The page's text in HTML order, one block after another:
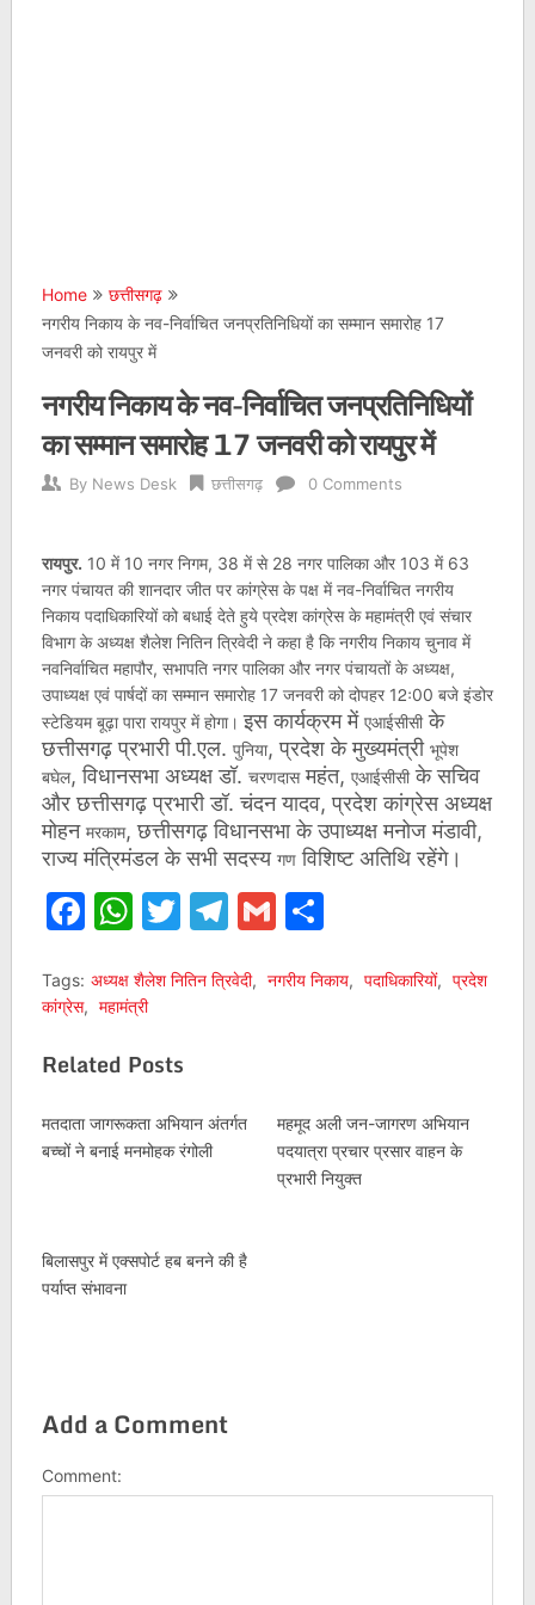
Home
छत्तीसगढ़
नगरीय निकाय के नव-निर्वाचित जनप्रतिनिधियों का सम्मान समारोह 17
जनवरी को रायपुर में
नगरीय निकाय के नव-निर्वाचित जनप्रतिनिधियों
का सम्मान समारोह 17 जनवरी को रायपुर में
By News Desk छत्तीसगढ़ 0 Comments
रायपुर. 10 में 10 नगर निगम, 38 में से 28 नगर पालिका और 103 में 63
नगर पंचायत की शानदार जीत पर कांग्रेस के पक्ष में नव-निर्वाचित नगरीय
निकाय पदाधिकारियों को बधाई देते हुये प्रदेश कांग्रेस के महामंत्री एवं संचार
विभाग के अध्यक्ष शैलेश नितिन त्रिवेदी ने कहा है कि नगरीय निकाय चुनाव में
नवनिर्वाचित महापौर, सभापति नगर पालिका और नगर पंचायतों के अध्यक्ष,
उपाध्यक्ष एवं पार्षदों का सम्मान समारोह 17 जनवरी को दोपहर 12ः00 बजे इंडोर
स्टेडियम बूढ़ा पारा रायपुर में होगा।इस कार्यक्रम में एआईसीसीके
छत्तीसगढ़ प्रभारी पी.एल. पुनिया, प्रदेश के मुख्यमंत्री भूपेश
बघेल, विधानसभा अध्यक्ष डॉ. चरणदासमहंत, एआईसीसीके सचिव
और छत्तीसगढ़ प्रभारी डॉ. चंदन यादव, प्रदेश कांग्रेस अध्यक्ष
मोहन मरकाम, छत्तीसगढ़ विधानसभा के उपाध्यक्ष मनोज मंडावी,
राज्य मंत्रिमंडल के सभी सदस्य गणविशिष्ट अतिथि रहेंगे।
Facebook
WhatsApp
Twitter
Telegram
GmailShare
Tags: अध्यक्ष शैलेश नितिन त्रिवेदी, नगरीय निकाय, पदाधिकारियों, प्रदेश
कांग्रेस, महामंत्री
Related Posts
मतदाता जागरूकता अभियान अंतर्गत
बच्चों ने बनाई मनमोहक रंगोली
महमूद अली जन-जागरण अभियान
पदयात्रा प्रचार प्रसार वाहन के
प्रभारी नियुक्त
बिलासपुर में एक्सपोर्ट हब बनने की है
पर्याप्त संभावना
Add a Comment
Comment: